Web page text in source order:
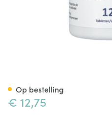
€ 12,75
Op bestelling